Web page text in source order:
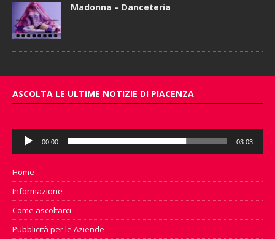
Madonna – Danceteria
ASCOLTA LE ULTIME NOTIZIE DI PIACENZA
Audio
Player
00:00 03:03
Home
Informazione
Come ascoltarci
Pubblicità per le Aziende